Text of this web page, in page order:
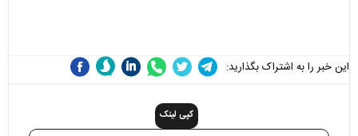
این خبر را به اشتراک بگذارید:
کپی لینک